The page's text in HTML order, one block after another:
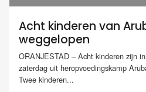
Acht kinderen van
weggelopen
ORANJESTAD – Acht kinderen zijn
zaterdag uit heropvoedingskamp
Twee kinderen...